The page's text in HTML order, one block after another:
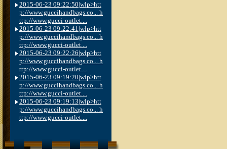
2015-06-23 09:22:50|wlp>htt
p://www.guccihandbags.co... h
ttp://www.gucci-outlet....
2015-06-23 09:22:41|wlp>htt
p://www.guccihandbags.co... h
ttp://www.gucci-outlet....
2015-06-23 09:22:26|wlp>htt
p://www.guccihandbags.co... h
ttp://www.gucci-outlet....
2015-06-23 09:19:20|wlp>htt
p://www.guccihandbags.co... h
ttp://www.gucci-outlet....
2015-06-23 09:19:13|wlp>htt
p://www.guccihandbags.co... h
ttp://www.gucci-outlet....